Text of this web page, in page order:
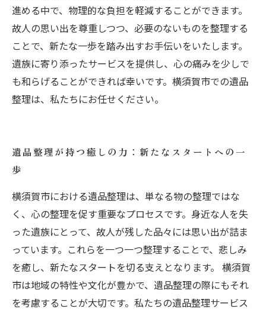
進める中で、物理的な負担を軽減することができます。
故人の思い出を尊重しつつ、必要のないものを整理する
ことで、新たな一歩を踏み出すお手伝いをいたします。
遺族に寄り添ったサービスを提供し、心の痛みを少しで
も和らげることができれば幸いです。横須賀市での遺品
整理は、私たちにお任せください。
遺品整理が持つ癒しの力：新たなスタートへの一
歩
横須賀市における遺品整理は、単なる物の整理ではな
く、心の整理を促す重要なプロセスです。身近な人を失
った遺族にとって、故人が残した品々には思い出が詰ま
っています。これらを一つ一つ整理することで、悲しみ
を癒し、新たなスタートを切る支えとなります。 横須賀
市は地域の特性や文化が豊かで、遺品整理の際にもそれ
を考慮することが大切です。私たちの遺品整理サービス